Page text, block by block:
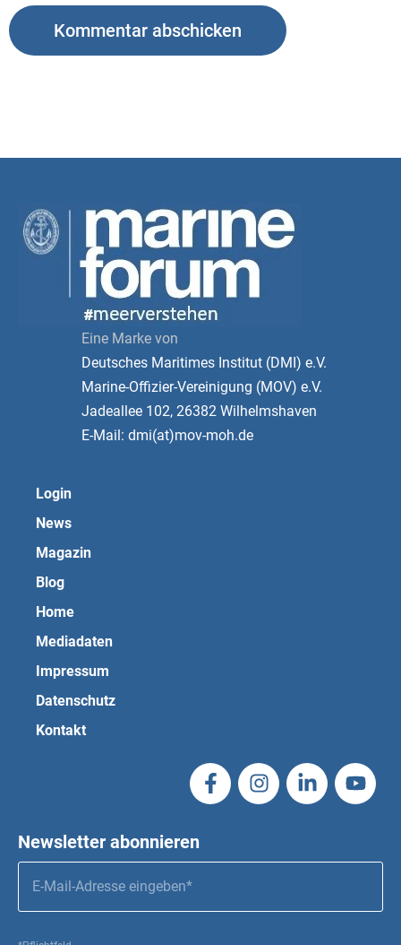
Eine Marke von
Deutsches Maritimes Institut (DMI) e.V.
Marine-Offizier-Vereinigung (MOV) e.V.
Jadeallee 102, 26382 Wilhelmshaven
E-Mail: dmi(at)mov-moh.de
Login
News
Magazin
Blog
Home
Mediadaten
Impressum
Datenschutz
Kontakt
Newsletter abonnieren